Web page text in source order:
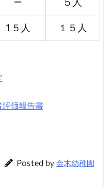
1５人 １５人
価報告書
Posted by金木幼稚園